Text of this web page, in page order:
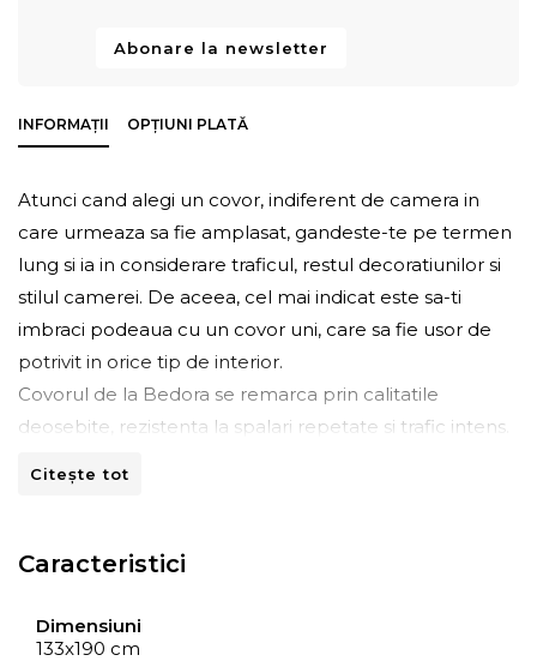
Abonare la newsletter
INFORMAȚII OPȚIUNI PLATĂ
Atunci cand alegi un covor, indiferent de camera in
care urmeaza sa fie amplasat, gandeste-te pe termen
lung si ia in considerare traficul, restul decoratiunilor si
stilul camerei. De aceea, cel mai indicat este sa-ti
imbraci podeaua cu un covor uni, care sa fie usor de
potrivit in orice tip de interior.
Covorul de la Bedora se remarca prin calitatile
deosebite, rezistenta la spalari repetate si trafic intens.
confortului, punand la dispozitie solutii perfecte pentru
mare atentie la detalii sau de lenjerii, seturi de pat si
pana la cele cu imprimeuri ce definesc foarte bine
conceptul de eleganta, Bedora pune in prim-plan
Citește tot
Caracteristici
Dimensiuni
133x190 cm